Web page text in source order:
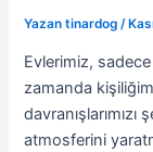
Yazan tinardog/
Evlerimiz, sadece
zamanda
davranışlarımızı
atmosferini